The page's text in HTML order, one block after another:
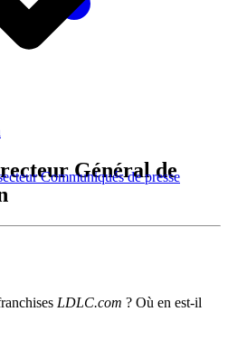
Communiqués de presse
Général de
LDLC.com ? Où en est-il